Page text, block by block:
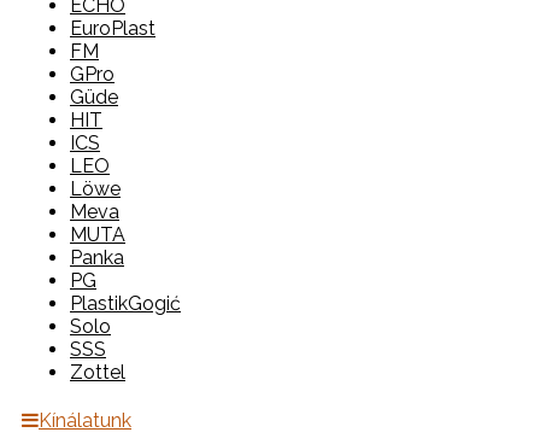
ECHO
EuroPlast
FM
GPro
Güde
HIT
ICS
LEO
Löwe
Meva
MUTA
Panka
PG
PlastikGogić
Solo
SSS
Zottel
Kínálatunk